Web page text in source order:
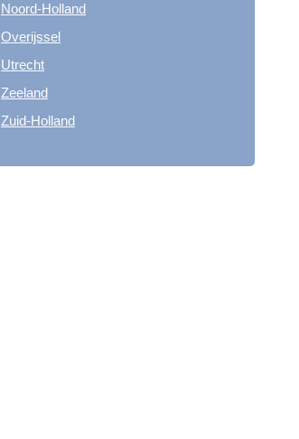
Noord-Holland
Overijssel
Utrecht
Zeeland
Zuid-Holland